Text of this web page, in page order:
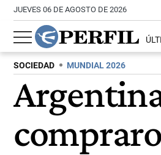
JUEVES 06 DE AGOSTO DE 2026
SOCIEDAD MUNDIAL 2026